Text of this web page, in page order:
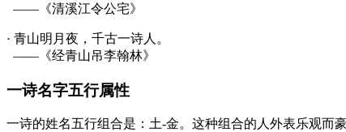
——《清溪江令公宅》
· 青山明月夜，千古一诗人。
——《经青山吊李翰林》
一诗名字五行属性
一诗的姓名五行组合是： 土-金。这种组合的人外表乐观而